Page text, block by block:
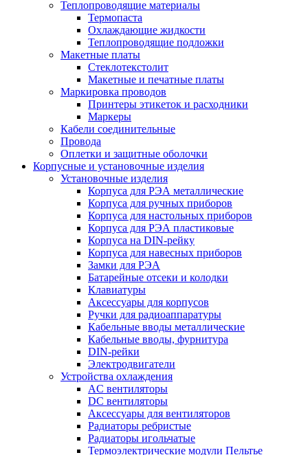
Теплопроводящие материалы
Термопаста
Охлаждающие жидкости
Теплопроводящие подложки
Макетные платы
Стеклотекстолит
Макетные и печатные платы
Маркировка проводов
Принтеры этикеток и расходники
Маркеры
Кабели соединительные
Провода
Оплетки и защитные оболочки
Корпусные и установочные изделия
Установочные изделия
Корпуса для РЭА металлические
Корпуса для ручных приборов
Корпуса для настольных приборов
Корпуса для РЭА пластиковые
Корпуса на DIN-рейку
Корпуса для навесных приборов
Замки для РЭА
Батарейные отсеки и колодки
Клавиатуры
Аксессуары для корпусов
Ручки для радиоаппаратуры
Кабельные вводы металлические
Кабельные вводы, фурнитура
DIN-рейки
Электродвигатели
Устройства охлаждения
AC вентиляторы
DC вентиляторы
Аксессуары для вентиляторов
Радиаторы ребристые
Радиаторы игольчатые
Термоэлектрические модули Пельтье